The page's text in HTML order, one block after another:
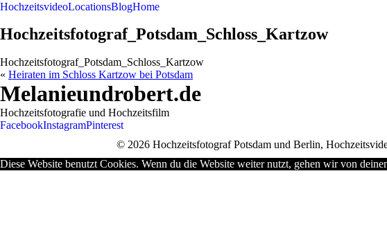
HochzeitsvideoLocationsBlogHome
Hochzeitsfotograf_Potsdam_Schloss_Kartzow
Hochzeitsfotograf_Potsdam_Schloss_Kartzow
« Heiraten im Schloss Kartzow bei Potsdam
Melanieundrobert.de
Hochzeitsfotografie und Hochzeitsfilm
FacebookInstagramPinterest
© 2026 Hochzeitsfotograf Potsdam und Berlin,
Diese Website benutzt Cookies. Wenn du die Website weiter nutzt, gehen wir von